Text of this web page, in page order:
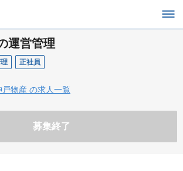
運営管理
正社員
戸物産 の求人一覧
募集終了